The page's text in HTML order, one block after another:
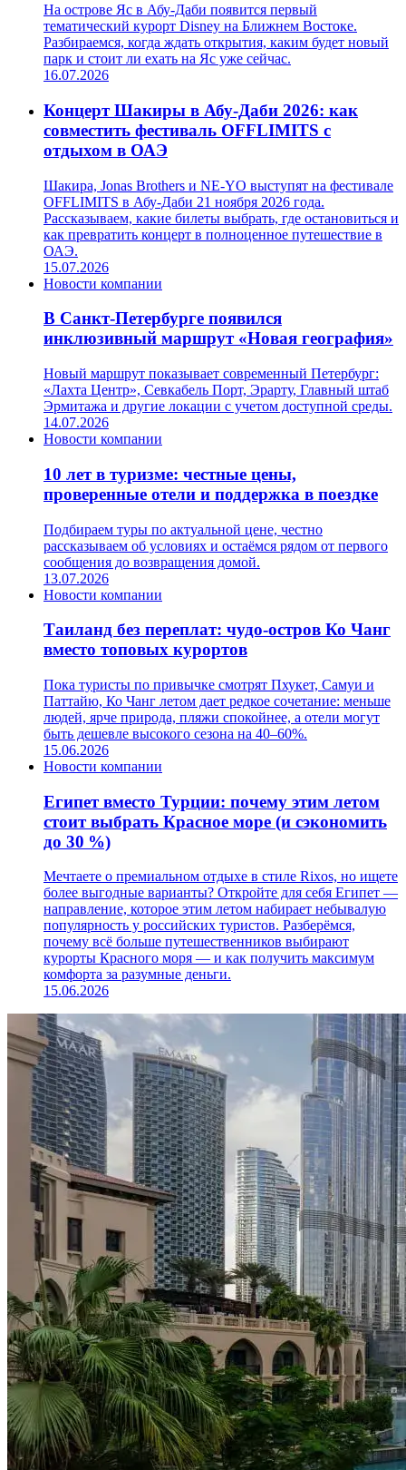
На острове Яс в Абу-Даби появится первый
тематический курорт Disney на Ближнем Востоке.
Разбираемся, когда ждать открытия, каким будет новый
парк и стоит ли ехать на Яс уже сейчас.
16.07.2026
Концерт Шакиры в Абу-Даби 2026: как
совместить фестиваль OFFLIMITS с
отдыхом в ОАЭ
Шакира, Jonas Brothers и NE-YO выступят на фестивале
OFFLIMITS в Абу-Даби 21 ноября 2026 года.
Рассказываем, какие билеты выбрать, где остановиться и
как превратить концерт в полноценное путешествие в
ОАЭ.
15.07.2026
Новости компании
В Санкт-Петербурге появился
инклюзивный маршрут «Новая география»
Новый маршрут показывает современный Петербург:
«Лахта Центр», Севкабель Порт, Эрарту, Главный штаб
Эрмитажа и другие локации с учетом доступной среды.
14.07.2026
Новости компании
10 лет в туризме: честные цены,
проверенные отели и поддержка в поездке
Подбираем туры по актуальной цене, честно
рассказываем об условиях и остаёмся рядом от первого
сообщения до возвращения домой.
13.07.2026
Новости компании
Таиланд без переплат: чудо-остров Ко Чанг
вместо топовых курортов
Пока туристы по привычке смотрят Пхукет, Самуи и
Паттайю, Ко Чанг летом дает редкое сочетание: меньше
людей, ярче природа, пляжи спокойнее, а отели могут
быть дешевле высокого сезона на 40–60%.
15.06.2026
Новости компании
Египет вместо Турции: почему этим летом
стоит выбрать Красное море (и сэкономить
до 30 %)
Мечтаете о премиальном отдыхе в стиле Rixos, но ищете
более выгодные варианты? Откройте для себя Египет —
направление, которое этим летом набирает небывалую
популярность у российских туристов. Разберёмся,
почему всё больше путешественников выбирают
курорты Красного моря — и как получить максимум
комфорта за разумные деньги.
15.06.2026